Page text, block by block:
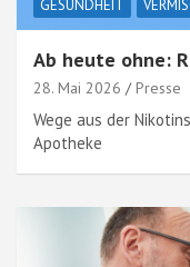
GESUNDHEIT
Ab heute ohne:
28. Mai 2026 Presse
Wege aus der
Apotheke